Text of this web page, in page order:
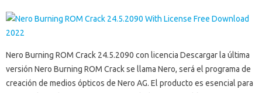
Nero Burning ROM Crack 24.5.2090 con licencia Descargar la última
versión Nero Burning ROM Crack se llama Nero, será el programa de
creación de medios ópticos de Nero AG. El producto es esencial para